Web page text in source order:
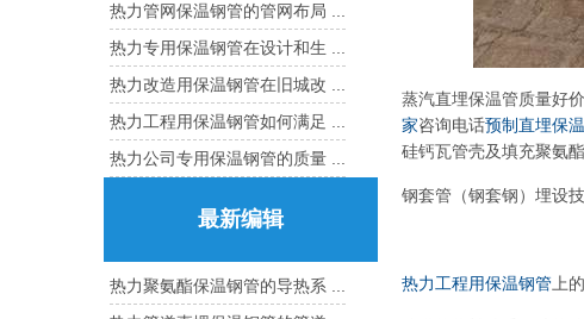
蒸汽直埋保温管质量好
家咨询电话预制直埋保
硅钙瓦管壳及填充聚氨
钢套管（钢套钢）埋设
热力工程用保温钢管 上
热力管网保温钢管的管网布局 ...
热力专用保温钢管在设计和生 ...
热力改造用保温钢管在旧城改 ...
热力工程用保温钢管如何满足 ...
热力公司专用保温钢管的质量 ...
最新编辑
热力聚氨酯保温钢管的导热系 ...